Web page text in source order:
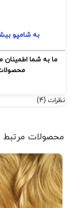
به شامپو
ما به شما
نظرات (4)
محصولات مرتبط